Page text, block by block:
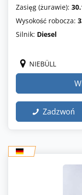
Zasięg (żurawie):
Wysokość robocza:
Silnik: Diesel
NIEBÜLL
Zadzwoń